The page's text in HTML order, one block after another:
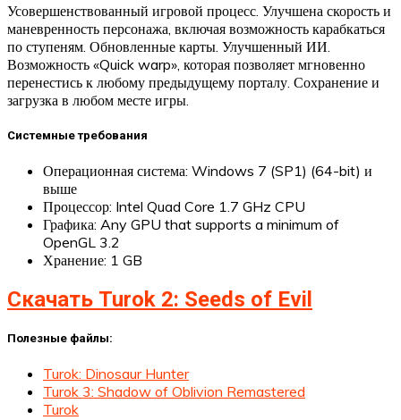
Усовершенствованный игровой процесс. Улучшена скорость и
маневренность персонажа, включая возможность карабкаться
по ступеням. Обновленные карты. Улучшенный ИИ.
Возможность «Quick warp», которая позволяет мгновенно
перенестись к любому предыдущему порталу. Сохранение и
загрузка в любом месте игры.
Системные требования
Операционная система: Windows 7 (SP1) (64-bit) и
выше
Процессор: Intel Quad Core 1.7 GHz CPU
Графика: Any GPU that supports a minimum of
OpenGL 3.2
Хранение: 1 GB
Скачать Turok 2: Seeds of Evil
Полезные файлы:
Turok: Dinosaur Hunter
Turok 3: Shadow of Oblivion Remastered
Turok